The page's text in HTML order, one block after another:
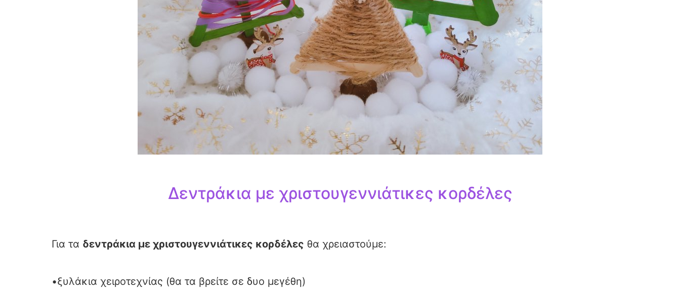
Δεντράκια με χριστουγεννιάτικες κορδέλες
Για τα δεντράκια με χριστουγεννιάτικες κορδέλες θα χρειαστούμε:
•ξυλάκια χειροτεχνίας (θα τα βρείτε σε δυο μεγέθη)